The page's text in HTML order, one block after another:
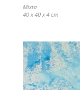
Mixta
40 x 40 x 4 cm